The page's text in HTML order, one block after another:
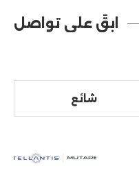
ابقَ على تواصل
شائع